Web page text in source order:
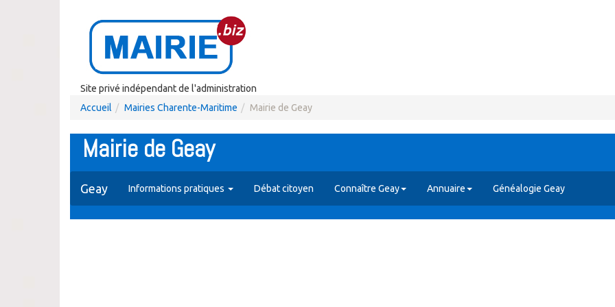
Site privé indépendant de l'administration
Accueil
Mairies Charente-Maritime Mairie de Geay
Mairie de Geay
Geay Informations pratiques Débat citoyen Connaître Geay Annuaire Généalogie Geay